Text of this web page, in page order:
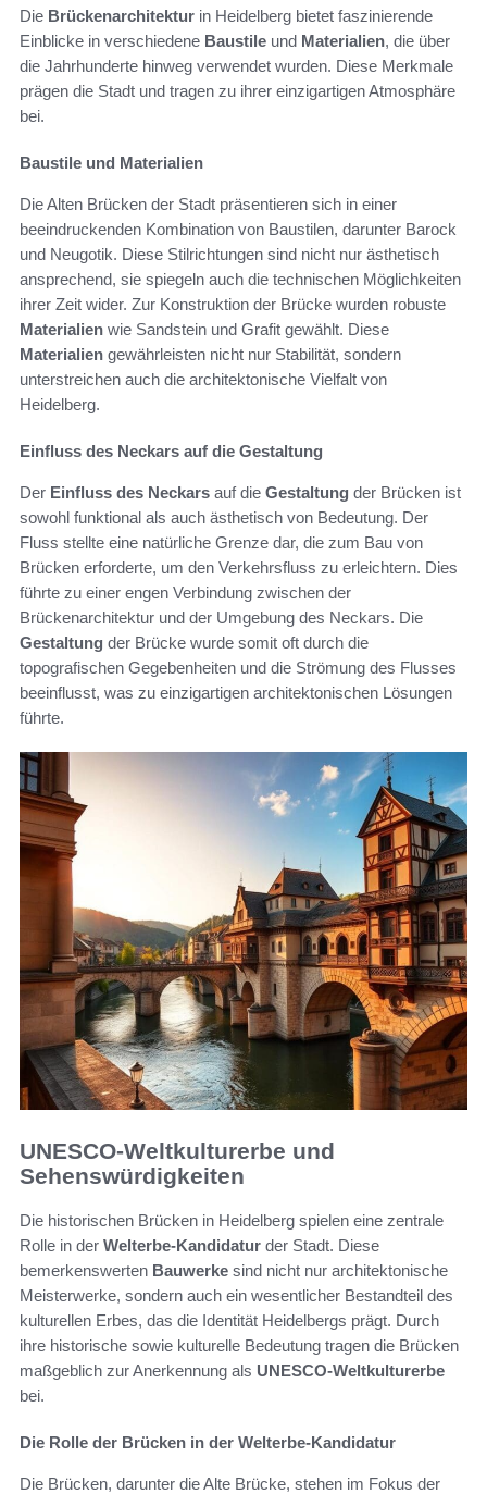
Die Brückenarchitektur in Heidelberg bietet faszinierende
Einblicke in verschiedene Baustile und Materialien, die über
die Jahrhunderte hinweg verwendet wurden. Diese Merkmale
prägen die Stadt und tragen zu ihrer einzigartigen Atmosphäre
bei.
Baustile und Materialien
Die Alten Brücken der Stadt präsentieren sich in einer
beeindruckenden Kombination von Baustilen, darunter Barock
und Neugotik. Diese Stilrichtungen sind nicht nur ästhetisch
ansprechend, sie spiegeln auch die technischen Möglichkeiten
ihrer Zeit wider. Zur Konstruktion der Brücke wurden robuste
Materialien wie Sandstein und Grafit gewählt. Diese
Materialien gewährleisten nicht nur Stabilität, sondern
unterstreichen auch die architektonische Vielfalt von
Heidelberg.
Einfluss des Neckars auf die Gestaltung
Der Einfluss des Neckars auf die Gestaltung der Brücken ist
sowohl funktional als auch ästhetisch von Bedeutung. Der
Fluss stellte eine natürliche Grenze dar, die zum Bau von
Brücken erforderte, um den Verkehrsfluss zu erleichtern. Dies
führte zu einer engen Verbindung zwischen der
Brückenarchitektur und der Umgebung des Neckars. Die
Gestaltung der Brücke wurde somit oft durch die
topografischen Gegebenheiten und die Strömung des Flusses
beeinflusst, was zu einzigartigen architektonischen Lösungen
führte.
UNESCO-Weltkulturerbe und
Sehenswürdigkeiten
Die historischen Brücken in Heidelberg spielen eine zentrale
Rolle in der Welterbe-Kandidatur der Stadt. Diese
bemerkenswerten Bauwerke sind nicht nur architektonische
Meisterwerke, sondern auch ein wesentlicher Bestandteil des
kulturellen Erbes, das die Identität Heidelbergs prägt. Durch
ihre historische sowie kulturelle Bedeutung tragen die Brücken
maßgeblich zur Anerkennung als UNESCO-Weltkulturerbe
bei.
Die Rolle der Brücken in der Welterbe-Kandidatur
Die Brücken, darunter die Alte Brücke, stehen im Fokus der